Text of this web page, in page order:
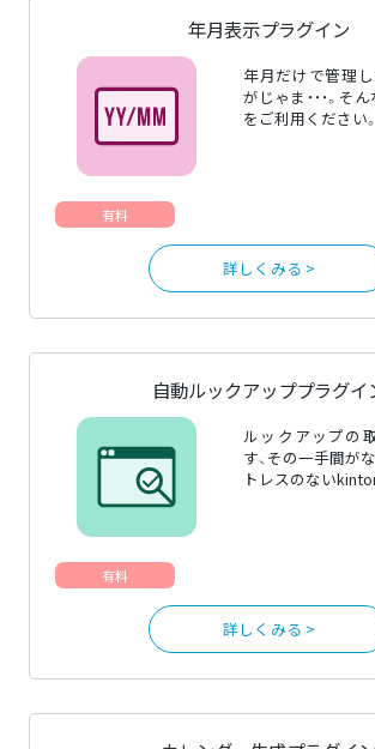
年月表示プラグイン
年月だけで管理
がじゃま・・・。そ
をご利用ください。
有料
詳しくみる >
自動ルックアッププラグイ
ルックアップの
す、その一手間が
トレスのない
有料
詳しくみる >